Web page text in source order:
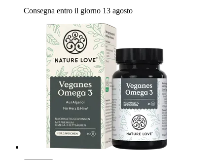
Consegna entro il giorno 13 agosto